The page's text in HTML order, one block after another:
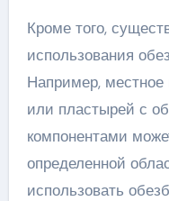
Кроме того,
использования
Например, местное
или пластырей с
компонентами
определенной
использовать